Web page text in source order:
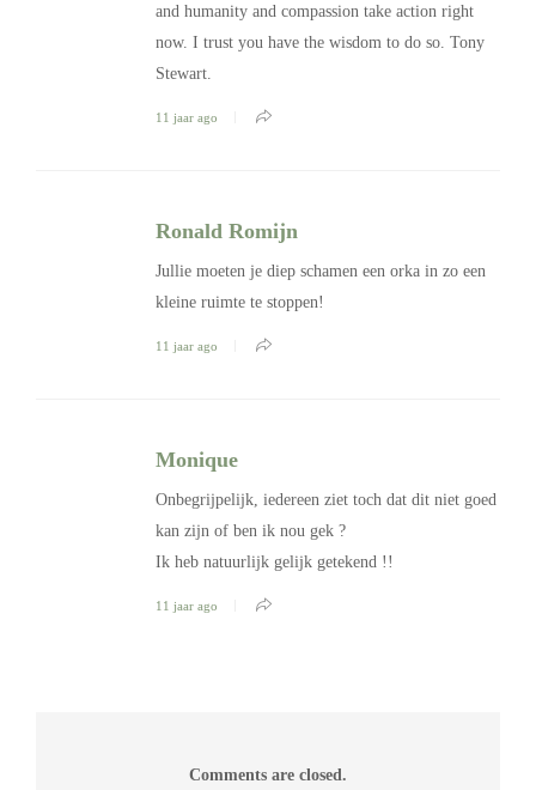
and humanity and compassion take action right
now. I trust you have the wisdom to do so. Tony
Stewart.
11 jaar ago
Ronald Romijn
Jullie moeten je diep schamen een orka in zo een
kleine ruimte te stoppen!
11 jaar ago
Monique
Onbegrijpelijk, iedereen ziet toch dat dit niet goed
kan zijn of ben ik nou gek ?
Ik heb natuurlijk gelijk getekend !!
11 jaar ago
Comments are closed.